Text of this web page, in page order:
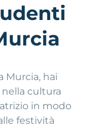
Murcia, hai
cultura
in modo
festività